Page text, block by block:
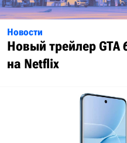
Новости
Новый трейлер GTA
на Netflix